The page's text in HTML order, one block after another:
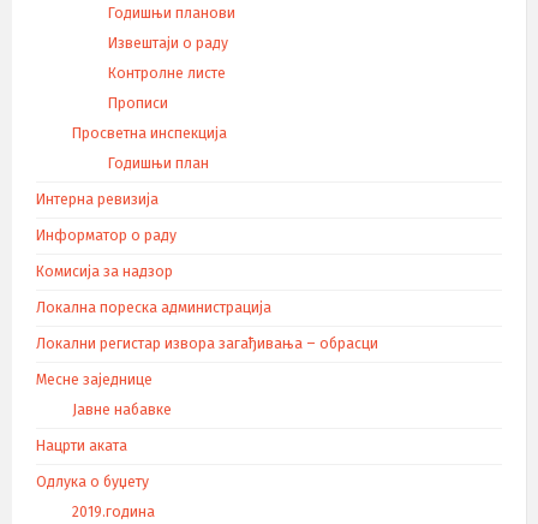
Годишњи планови
Извештаји о раду
Контролне листе
Прописи
Просветна инспекција
Годишњи план
Интерна ревизија
Информатор о раду
Комисија за надзор
Локална пореска администрација
Локални регистар извора загађивања – обрасци
Месне заједнице
Јавне набавке
Нацрти аката
Одлука о буџету
2019.година